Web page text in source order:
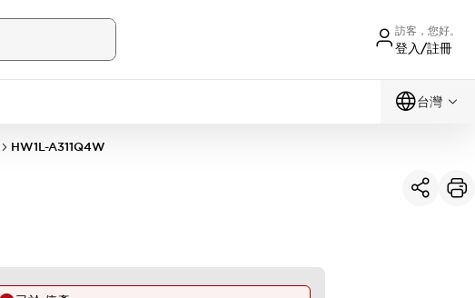
訪客，您好。
登入/註冊
台灣
HW1L-A311Q4W